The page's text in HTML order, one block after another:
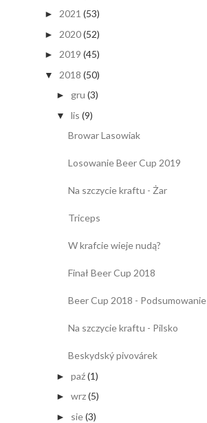
► 2021 (53)
► 2020(52)
► 2019 (45)
▼ 2018 (50)
► gru (3)
▼ lis (9)
Browar Lasowiak
Losowanie Beer Cup 2019
Na szczycie kraftu - Żar
Triceps
W krafcie wieje nudą?
Finał Beer Cup 2018
Beer Cup 2018 - Podsumowanie
Na szczycie kraftu - Pilsko
Beskydský pivovárek
► paź(1)
► wrz(5)
► sie(3)